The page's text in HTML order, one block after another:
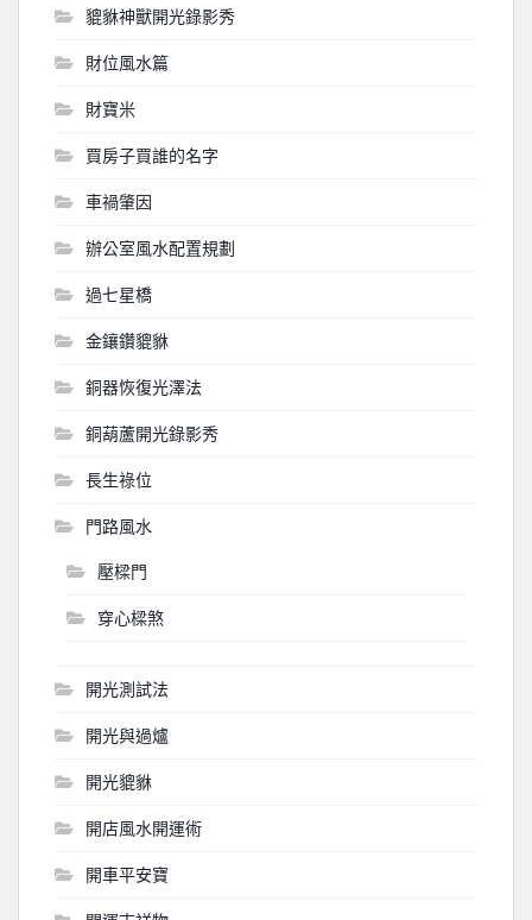
貔貅神獸開光錄影秀
財位風水篇
財寶米
買房子買誰的名字
車禍肇因
辦公室風水配置規劃
過七星橋
金鑲鑽貔貅
銅器恢復光澤法
銅葫蘆開光錄影秀
長生祿位
門路風水
壓樑門
穿心樑煞
開光測試法
開光與過爐
開光貔貅
開店風水開運術
開車平安寶